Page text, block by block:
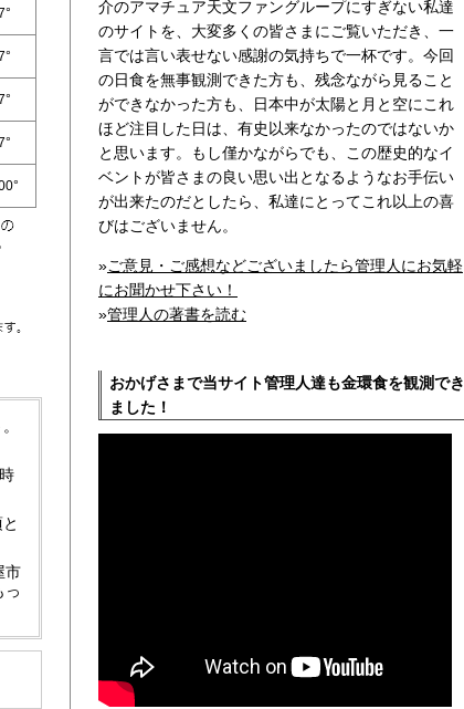
市
っ
介のアマチュア天文ファングループにすぎない私達
のサイトを、大変多くの皆さまにご覧いただき、一
言では言い表せない感謝の気持ちで一杯です。今回
の日食を無事観測できた方も、残念ながら見ること
ができなかった方も、日本中が太陽と月と空にこれ
ほど注目した日は、有史以来なかったのではないか
と思います。もし僅かながらでも、この歴史的なイ
ベントが皆さまの良い思い出となるようなお手伝い
が出来たのだとしたら、私達にとってこれ以上の喜
びはございません。
»ご意見・ご感想などございましたら管理人にお気軽
にお聞かせ下さい！
»管理人の著書を読む
おかげさまで当サイト管理人達も金環食を観測でき
ました！